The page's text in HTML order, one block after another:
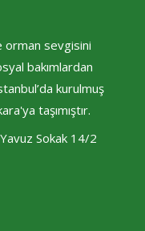
orman sevgisini
bakımlardan
kurulmuş
taşımıştır.
Sokak 14/2